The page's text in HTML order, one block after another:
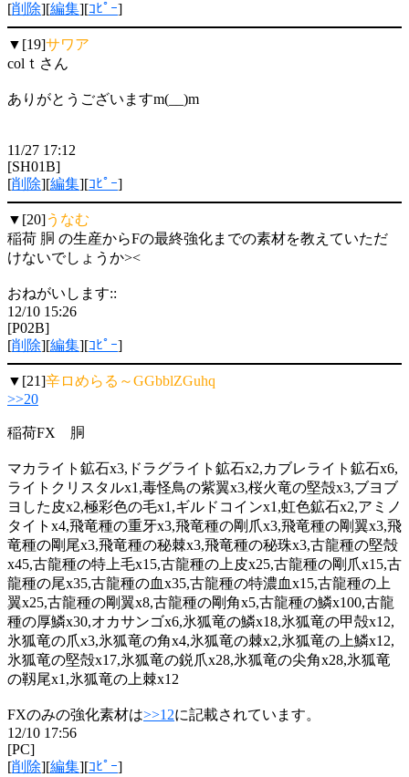
[削除][編集][ｺﾋﾟｰ]
▼[19]サワア
colｔさん
ありがとうございますm(__)m
11/27 17:12
[SH01B]
[削除][編集][ｺﾋﾟｰ]
▼[20]うなむ
稲荷 胴 の生産からFの最終強化までの素材を教えていただ
けないでしょうか><
おねがいします::
12/10 15:26
[P02B]
[削除][編集][ｺﾋﾟｰ]
▼[21]辛ロめらる～GGbblZGuhq
>>20
稲荷FX 胴
マカライト鉱石x3,ドラグライト鉱石x2,カブレライト鉱石x6,
ライトクリスタルx1,毒怪鳥の紫翼x3,桜火竜の堅殻x3,ブヨブ
ヨした皮x2,極彩色の毛x1,ギルドコインx1,虹色鉱石x2,アミノ
タイトx4,飛竜種の重牙x3,飛竜種の剛爪x3,飛竜種の剛翼x3,飛
竜種の剛尾x3,飛竜種の秘棘x3,飛竜種の秘珠x3,古龍種の堅殻
x45,古龍種の特上毛x15,古龍種の上皮x25,古龍種の剛爪x15,古
龍種の尾x35,古龍種の血x35,古龍種の特濃血x15,古龍種の上
翼x25,古龍種の剛翼x8,古龍種の剛角x5,古龍種の鱗x100,古龍
種の厚鱗x30,オカサンゴx6,氷狐竜の鱗x18,氷狐竜の甲殻x12,
氷狐竜の爪x3,氷狐竜の角x4,氷狐竜の棘x2,氷狐竜の上鱗x12,
氷狐竜の堅殻x17,氷狐竜の鋭爪x28,氷狐竜の尖角x28,氷狐竜
の靱尾x1,氷狐竜の上棘x12
FXのみの強化素材は>>12に記載されています。
12/10 17:56
[PC]
[削除][編集][ｺﾋﾟｰ]